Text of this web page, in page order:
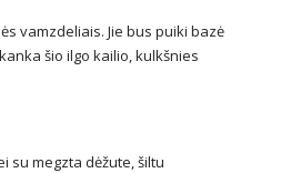
vamzdeliais. Jie bus puiki bazė
šio ilgo kailio, kulkšnies
su megzta dėžute, šiltu